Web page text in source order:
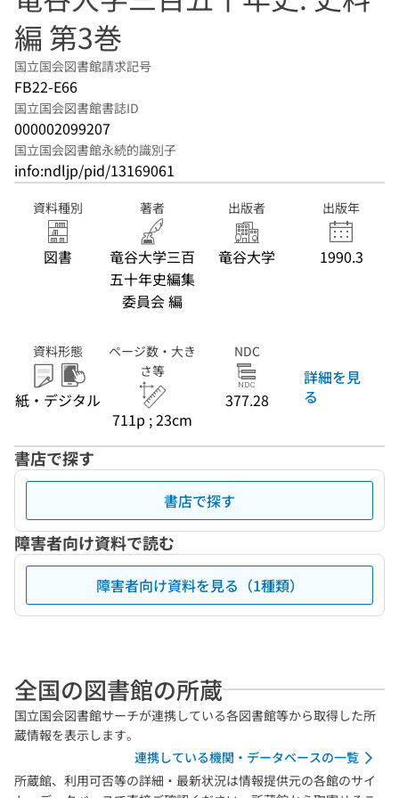
編 第3巻
国立国会図書館請求記号
FB22-E66
国立国会図書館書誌ID
000002099207
国立国会図書館永続的識別子
info:ndljp/pid/13169061
資料種別
図書
著者
竜谷大学三百
五十年史編集
委員会 編
出版者
竜谷大学
出版年
1990.3
資料形態
紙・デジタル
ページ数・大き
さ等
711p ; 23cm
NDC
377.28
詳細を見
る
書店で探す
書店で探す
障害者向け資料で読む
障害者向け資料を見る（1種類）
全国の図書館の所蔵
国立国会図書館サーチが連携している各図書館等から取得した所
蔵情報を表示します。
連携している機関・データベースの一覧
所蔵館、利用可否等の詳細・最新状況は情報提供元の各館のサイ